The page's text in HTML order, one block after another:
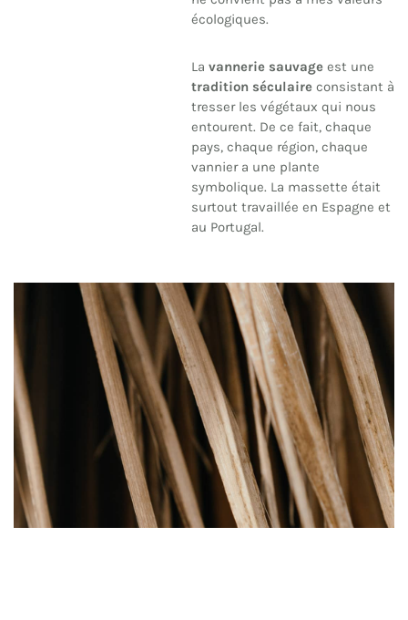
écologiques.
La vannerie sauvage est une
tradition séculaire consistant à
tresser les végétaux qui nous
entourent. De ce fait, chaque
pays, chaque région, chaque
vannier a une plante
symbolique. La massette était
surtout travaillée en Espagne et
au Portugal.